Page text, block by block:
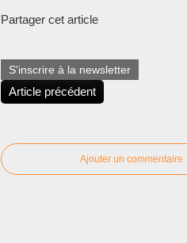
Partager cet article
S'inscrire à la newsletter
Article précédent
Ajouter un commentaire